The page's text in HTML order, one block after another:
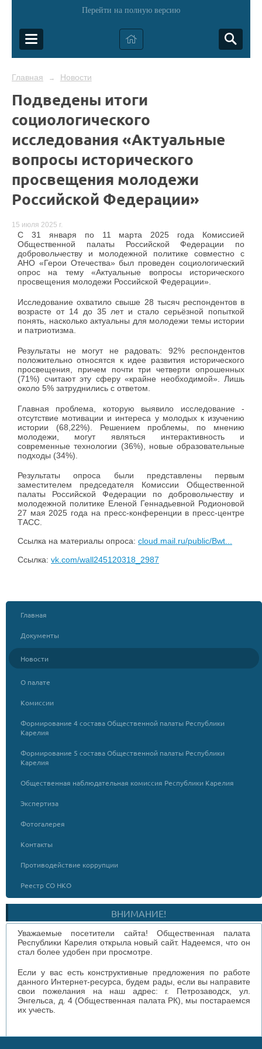
Перейти на полную версию
Главная → Новости
Подведены итоги
социологического
исследования «Актуальные
вопросы исторического
просвещения молодежи
Российской Федерации»
15 июля 2025 г.
С 31 января по 11 марта 2025 года Комиссией
Общественной палаты Российской Федерации по
добровольчеству и молодежной политике совместно с
АНО «Герои Отечества» был проведен социологический
опрос на тему «Актуальные вопросы исторического
просвещения молодежи Российской Федерации».
Исследование охватило свыше 28 тысяч респондентов в
возрасте от 14 до 35 лет и стало серьёзной попыткой
понять, насколько актуальны для молодежи темы истории
и патриотизма.
Результаты не могут не радовать: 92% респондентов
положительно относятся к идее развития исторического
просвещения, причем почти три четверти опрошенных
(71%) считают эту сферу «крайне необходимой». Лишь
около 5% затруднились с ответом.
Главная проблема, которую выявило исследование -
отсутствие мотивации и интереса у молодых к изучению
истории (68,22%). Решением проблемы, по мнению
молодежи, могут являться интерактивность и
современные технологии (36%), новые образовательные
подходы (34%).
Результаты опроса были представлены первым
заместителем председателя Комиссии Общественной
палаты Российской Федерации по добровольчеству и
молодежной политике Еленой Геннадьевной Родионовой
27 мая 2025 года на пресс-конференции в пресс-центре
ТАСС.
Ссылка на материалы опроса: cloud.mail.ru/public/Bwt...
Ссылка: vk.com/wall245120318_2987
Главная
Документы
Новости
О палате
Комиссии
Формирование 4 состава Общественной палаты Республики
Карелия
Формирование 5 состава Общественной палаты Республики
Карелия
Общественная наблюдательная комиссия Республики Карелия
Экспертиза
Фотогалерея
Контакты
Противодействие коррупции
Реестр СО НКО
ВНИМАНИЕ!
Уважаемые посетители сайта! Общественная палата
Республики Карелия открыла новый сайт. Надеемся, что он
стал более удобен при просмотре.
Если у вас есть конструктивные предложения по работе
данного Интернет-ресурса, будем рады, если вы направите
свои пожелания на наш адрес: г. Петрозаводск, ул.
Энгельса, д. 4 (Общественная палата РК), мы постараемся
их учесть.